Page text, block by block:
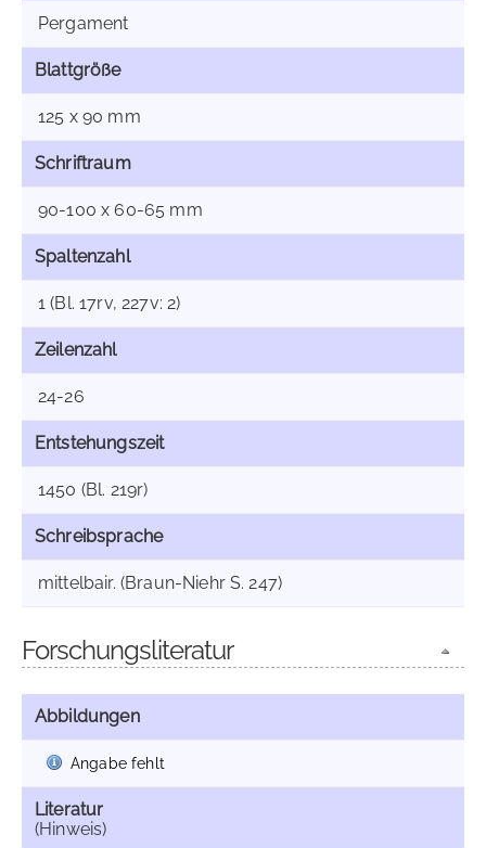
Pergament
Blattgröße
125 x 90 mm
Schriftraum
90-100 x 60-65 mm
Spaltenzahl
1 (Bl. 17rv, 227v: 2)
Zeilenzahl
24-26
Entstehungszeit
1450 (Bl. 219r)
Schreibsprache
mittelbair. (Braun-Niehr S. 247)
Forschungsliteratur
Abbildungen
Angabe fehlt
Literatur
(Hinweis)